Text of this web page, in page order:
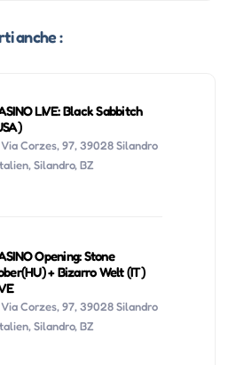
anche :
LIVE: Black Sabbitch
Via Corzes, 97, 39028 Silandro
Silandro, BZ
Opening: Stone
+ Bizarro Welt (IT)
Via Corzes, 97, 39028 Silandro
Silandro, BZ